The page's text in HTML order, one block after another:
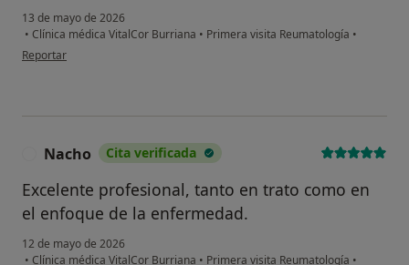
13 de mayo de 2026
• Clínica médica VitalCor Burriana • Primera visita Reumatología •
en opinión del usuario Franca
Reportar
Nacho Cita verificada
Excelente profesional, tanto en trato como en
el enfoque de la enfermedad.
12 de mayo de 2026
• Clínica médica VitalCor Burriana • Primera visita Reumatología •